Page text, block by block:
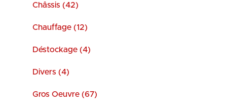
Châssis (42)
Chauffage (12)
Déstockage (4)
Divers (4)
Gros Oeuvre (67)